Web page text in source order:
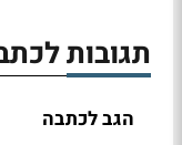
תגובות
הגב לכתבה